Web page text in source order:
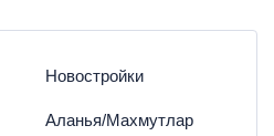
Новостройки
Аланья/Махмутлар